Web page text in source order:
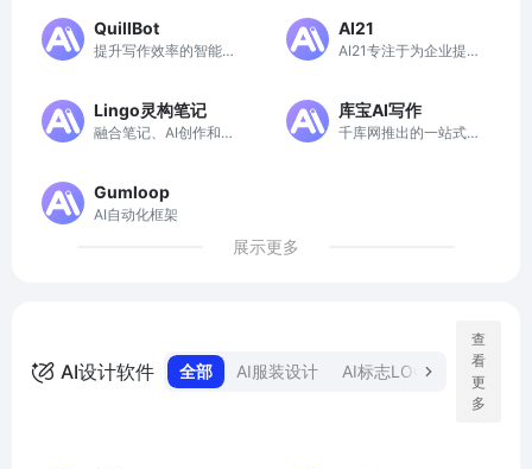
QuillBot
提升写作效率的智能助
AI21
AI21专注于为企业提供
工作流程自动化。
Lingo灵构笔记
融合笔记、AI创作和知
库宝AI写作
千库网推出的一站式AI
Gumloop
AI自动化框架
展示更多
AI设计软件 全部 AI服装设计 AI标志LOGO生成
查
看
更
多